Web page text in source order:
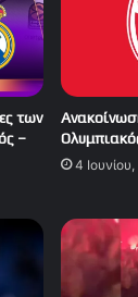
των
–
4